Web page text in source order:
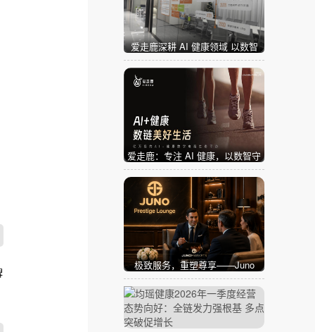
爱走鹿深耕 AI 健康领域 以数智
创新，赋能全民健康
爱走鹿：专注 AI 健康，以数智守
护全民日常健康生活
极致服务，重塑尊享——Juno
Prestige Lounge 盛大开业